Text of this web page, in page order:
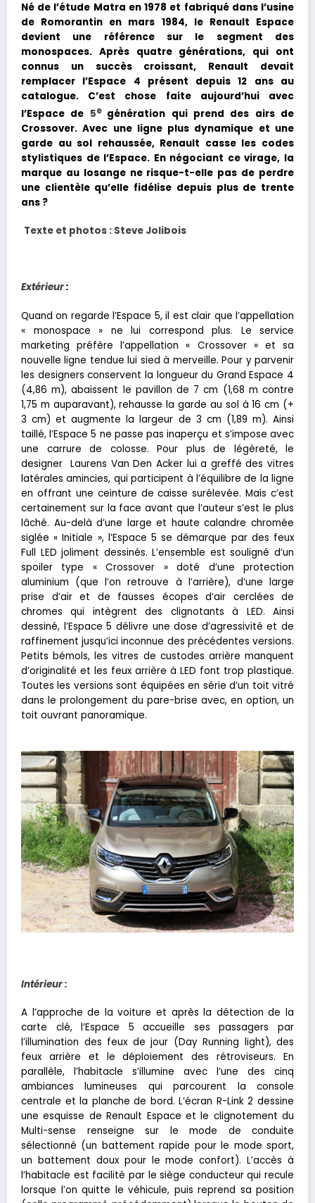
Né de l’étude Matra en 1978 et fabriqué dans l’usine
de Romorantin en mars 1984, le Renault Espace
devient une référence sur le segment des
monospaces. Après quatre générations, qui ont
connus un succès croissant, Renault devait
remplacer l’Espace 4 présent depuis 12 ans au
catalogue. C’est chose faite aujourd’hui avec
l’Espace de 5e génération qui prend des airs de
Crossover. Avec une ligne plus dynamique et une
garde au sol rehaussée, Renault casse les codes
stylistiques de l’Espace. En négociant ce virage, la
marque au losange ne risque-t-elle pas de perdre
une clientèle qu’elle fidélise depuis plus de trente
ans ?
Texte et photos : Steve Jolibois
Extérieur:
Quand on regarde l’Espace 5, il est clair que l’appellation
« monospace » ne lui correspond plus. Le service
marketing préfère l’appellation « Crossover » et sa
nouvelle ligne tendue lui sied à merveille. Pour y parvenir
les designers conservent la longueur du Grand Espace 4
(4,86 m), abaissent le pavillon de 7 cm (1,68 m contre
1,75 m auparavant), rehausse la garde au sol à 16 cm (+
3 cm) et augmente la largeur de 3 cm (1,89 m). Ainsi
taillé, l’Espace 5 ne passe pas inaperçu et s’impose avec
une carrure de colosse. Pour plus de légèreté, le
designer Laurens Van Den Acker lui a greffé des vitres
latérales amincies, qui participent à l’équilibre de la ligne
en offrant une ceinture de caisse surélevée. Mais c’est
certainement sur la face avant que l’auteur s’est le plus
lâché. Au-delà d’une large et haute calandre chromée
siglée « Initiale », l’Espace 5 se démarque par des feux
Full LED joliment dessinés. L’ensemble est souligné d’un
spoiler type « Crossover » doté d’une protection
aluminium (que l’on retrouve à l’arrière), d’une large
prise d’air et de fausses écopes d’air cerclées de
chromes qui intègrent des clignotants à LED. Ainsi
dessiné, l’Espace 5 délivre une dose d’agressivité et de
raffinement jusqu’ici inconnue des précédentes versions.
Petits bémols, les vitres de custodes arrière manquent
d’originalité et les feux arrière à LED font trop plastique.
Toutes les versions sont équipées en série d’un toit vitré
dans le prolongement du pare-brise avec, en option, un
toit ouvrant panoramique.
Intérieur :
A l’approche de la voiture et après la détection de la
carte clé, l’Espace 5 accueille ses passagers par
l’illumination des feux de jour (Day Running light), des
feux arrière et le déploiement des rétroviseurs. En
parallèle, l’habitacle s’illumine avec l’une des cinq
ambiances lumineuses qui parcourent la console
centrale et la planche de bord. L’écran R-Link 2 dessine
une esquisse de Renault Espace et le clignotement du
Multi-sense renseigne sur le mode de conduite
sélectionné (un battement rapide pour le mode sport,
un battement doux pour le mode confort). L’accès à
l’habitacle est facilité par le siège conducteur qui recule
lorsque l’on quitte le véhicule, puis reprend sa position